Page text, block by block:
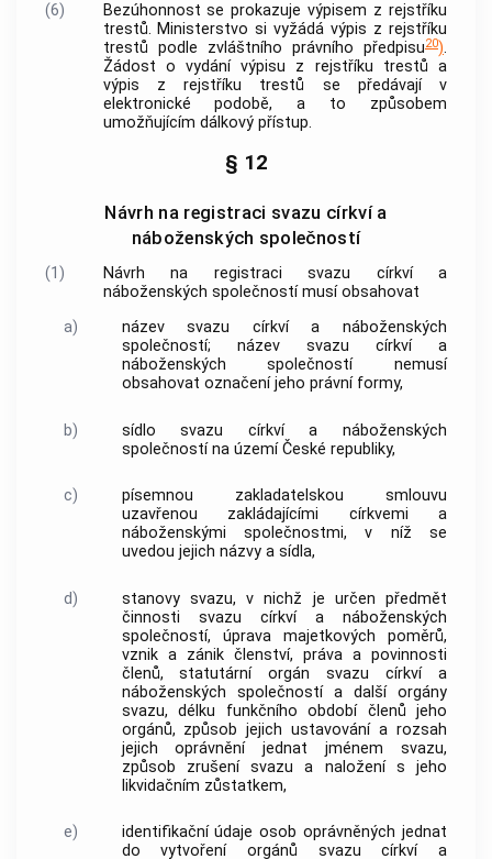
(6)
Bezúhonnost se prokazuje výpisem z rejstříku
trestů. Ministerstvo si vyžádá výpis z rejstříku
trestů podle zvláštního právního předpisu20).
Žádost o vydání výpisu z rejstříku trestů a
výpis z rejstříku trestů se předávají v
elektronické podobě, a to způsobem
umožňujícím dálkový přístup.
§ 12
Návrh na registraci svazu církví a
náboženských společností
(1) Návrh na registraci svazu církví a
náboženských společnostímusí obsahovat
a)
název svazu církví a náboženských
společností; název svazu církví a
náboženských společnostínemusí
obsahovat označení jeho právní formy,
b) sídlo svazu církví a náboženských
společnostína území České republiky,
c)
písemnou zakladatelskou smlouvu
uzavřenou zakládajícími církvemi a
náboženskými společnostmi, v níž se
uvedou jejich názvy a sídla,
d)
stanovy svazu, v nichž je určen předmět
činnosti svazu církví a náboženských
společností, úprava majetkových poměrů,
vznik a zánik členství, práva a povinnosti
členů, statutární orgán svazucírkví a
náboženských společnostía další orgány
svazu, délku funkčního období členů jeho
orgánů, způsob jejich ustavování a rozsah
jejich oprávnění jednat jménem svazu,
způsob zrušení svazu a naložení s jeho
likvidačním zůstatkem,
e) identifikační údaje osob oprávněných jednat
do vytvoření orgánů svazucírkví a